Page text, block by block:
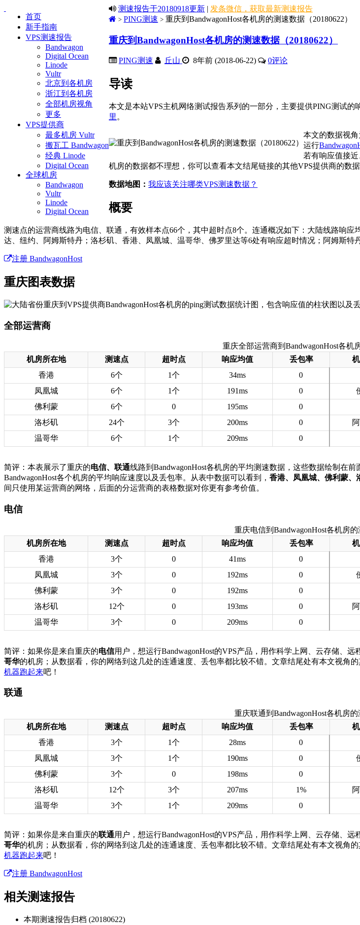
首页
新手指南
VPS测速报告
Bandwagon
Digital Ocean
Linode
Vultr
北京到各机房
浙江到各机房
全部机房视角
更多
VPS提供商
最多机房 Vultr
搬瓦工 Bandwagon
经典 Linode
Digital Ocean
全球机房
Bandwagon
Vultr
Linode
Digital Ocean
测速报告于20180918更新 | 发条微信，获取最新测速报告
> PING测速 > 重庆到BandwagonHost各机房的测速数据（20180622）
重庆到BandwagonHost各机房的测速数据（20180622）
PING测速 丘山 8年前 (2018-06-22) 0评论
导读
本文是本站VPS主机网络测试报告系列的一部分，主要提供PING测试
里 。
本文的数据视角
运行
若有响应值接
机房的数据都不理想，你可以查看本文结尾链接的其他VPS提供商的数
数据地图： 我应该关注哪类VPS测速数据？
概要
测速点的运营商线路为电信、联通，有效样本点66个，其中超时点8个。连通概况如下：大陆线路响
达、纽约、阿姆斯特丹；洛杉矶、香港、凤凰城、温哥华、佛罗里达等6处有响应超时情况；阿姆斯特
注册 BandwagonHost
重庆图表数据
全部运营商
重庆全部运营商到BandwagonHost各机
机房所在地
测速点 超时点 响应均值 丢包率
香港
6个 1个 34ms 0
凤凰城
6个 1个 191ms 0
佛利蒙
6个 0 195ms 0
洛杉矶
24个 3个 200ms 0
温哥华
6个 1个 209ms 0
简评：本表展示了重庆的电信、联通线路到BandwagonHost各机房的平均测速数据，这些数据绘制在前
BandwagonHost各个机房的平均响应速度以及丢包率。从表中数据可以看到， 香港、凤凰城、佛利蒙、
间只使用某运营商的网络，后面的分运营商的表格数据对你更有参考价值。
电信
重庆电信到BandwagonHost各机房
机房所在地
测速点 超时点 响应均值 丢包率
香港
3个 0 41ms 0
凤凰城
3个 0 192ms 0
佛利蒙
3个 0 192ms 0
洛杉矶
12个 0 193ms 0
温哥华
3个 0 209ms 0
简评：如果你是来自重庆的电信用户，想运行BandwagonHost的VPS产品，用作科学上网、云存储、
哥华的机房；从数据看，你的网络到这几处的连通速度、丢包率都比较不错。文章结尾处有本文视角
机器跑起来吧！
联通
重庆联通到BandwagonHost各机房
机房所在地
测速点 超时点 响应均值 丢包率
香港
3个 1个 28ms 0
凤凰城
3个 1个 190ms 0
佛利蒙
3个 0 198ms 0
洛杉矶
12个 3个 207ms 1%
温哥华
3个 1个 209ms 0
简评：如果你是来自重庆的联通用户，想运行BandwagonHost的VPS产品，用作科学上网、云存储、
哥华的机房；从数据看，你的网络到这几处的连通速度、丢包率都比较不错。文章结尾处有本文视角
机器跑起来吧！
注册 BandwagonHost
相关测速报告
本期测速报告归档 (20180622)